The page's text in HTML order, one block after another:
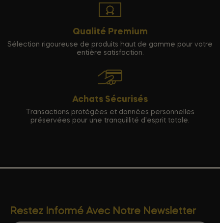
Qualité Premium
Sélection rigoureuse de produits haut de gamme pour votre
entière satisfaction.
Achats Sécurisés
Transactions protégées et données personnelles
préservées pour une tranquillité d'esprit totale.
Restez Informé Avec Notre Newsletter